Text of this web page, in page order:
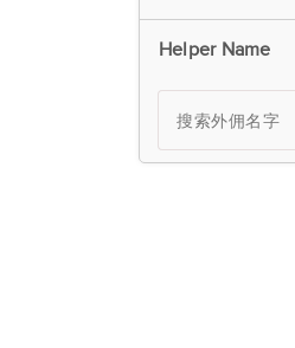
Helper Name